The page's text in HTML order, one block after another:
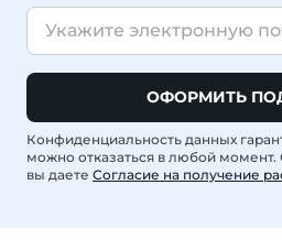
ОФОРМИТЬ
Конфиденциальность данных
можно отказаться в любой
вы даете Согласие на получение